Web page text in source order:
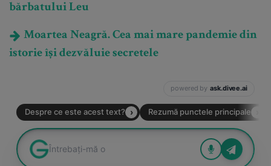
bărbatului Leu
Moartea Neagră. Cea mai mare pandemie din
istorie își dezvăluie secretele